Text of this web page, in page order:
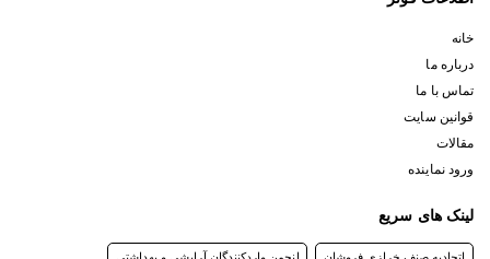
خانه
درباره ما
تماس با ما
قوانین سایت
مقالات
ورود نماینده
لینک های سریع